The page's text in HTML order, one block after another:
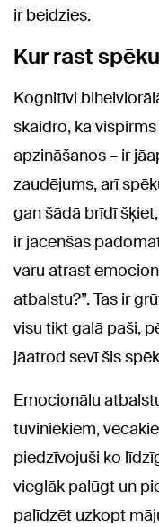
ir beidzies.
Kur rast
Kognitīvi
skaidro, ka
apzināšanos – ir
zaudējums, arī
gan šādā brīdī
ir jācenšas
varu atrast
atbalstu?”. Tas ir
visu tikt galā paši,
jāatrod sevī šis
Emocionālu
tuviniekiem,
piedzīvojuši ko
vieglāk palūgt un
palīdzēt uzkopt